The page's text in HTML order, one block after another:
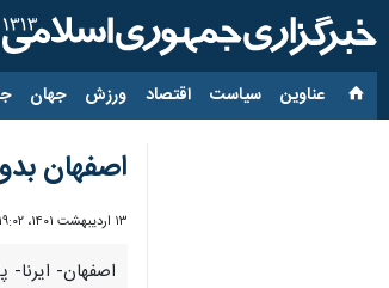
عناوین‌ سیاست اقتصاد ورزش جهان
اصفهان
۱۳ اردیبهشت ۱۴۰۱، ۱۹:۰۲
اصفهان-